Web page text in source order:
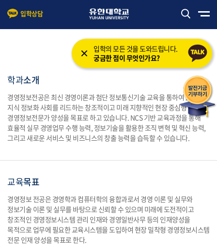
본문 바로가기 주메뉴 바로가기
입학상담
입학의 모든 것을 도와드립니다.
궁금한 점이 무엇인가요?
학과소개
경영정보전공은 최신 경영이론과 첨단 정보통신기술 교육을 통하여 21세기
지식 정보화 사회를 리드하는 창조적이고 미래 지향적인 현장 중심형
경영정보전문가 양성을 목표로 하고 있습니다. NCS 기반 교육과정을 통해
효율적 실무 경영업무 수행 능력, 정보기술을 활용한 조직 변혁 및 혁신 능력,
그리고 새로운 서비스 및 비즈니스의 창출 능력을 습득할 수 있습니다.
교육목표
경영정보 전공은 경영학과 컴퓨터학의 융합과로서 경영 이론 및 실무와
정보기술 이론 및 실무를 바탕으로 신뢰할 수 있으며 미래에 도전적이고
창조적인 경영정보시스템 관리 인재와 경영일반사무 등의 인재양성을
목적으로 업무에 필요한 교육시스템을 도입하여 현장 밀착형 경영정보시스템
전문 인재 양성을 목표로 한다.